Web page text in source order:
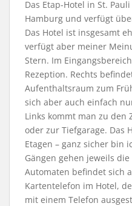
Das Etap-Hotel in St.
Hamburg und verfügt
Das Hotel ist insgesamt
verfügt aber meiner
Stern. Im
Rezeption. Rechts
Aufenthaltsraum zum
sich aber auch einfach
Links kommt man zu den
oder zur Tiefgarage. Das
Etagen – ganz sicher bin
Gängen gehen jeweils
Automaten befindet sich
Kartentelefon im Hotel,
mit einem Telefon